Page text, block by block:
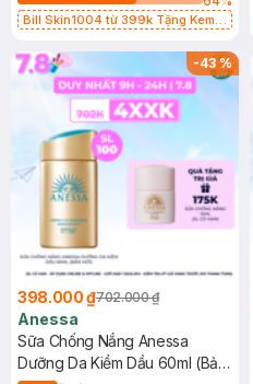
Bill Skin1004 từ 399k Tặng Kem
SPF 50+ 20ml (SL Có Hạn)
-43%
398.000 ₫702.000 ₫
Anessa
Sữa Chống Nắng Anessa
Dưỡng Da Kiềm Dầu 60ml (Bản